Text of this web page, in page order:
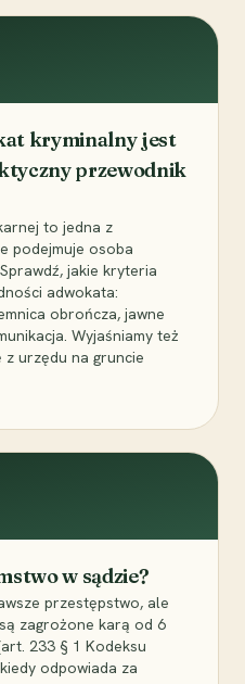
kryminalny jest
przewodnik
to jedna z
podejmuje osoba
jakie kryteria
adwokata:
obrończa, jawne
Wyjaśniamy też
urzędu na gruncie
w sądzie?
przestępstwo, ale
zagrożone karą od 6
233 § 1 Kodeksu
odpowiada za